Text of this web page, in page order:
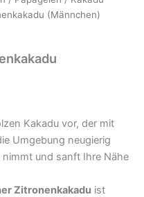
(Männchen)
Kakadu vor, der mit
Umgebung neugierig
und sanft Ihre Nähe
Zitronenkakadu ist